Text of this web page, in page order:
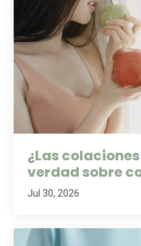
¿Las
verdad sobre
Jul 30, 2026